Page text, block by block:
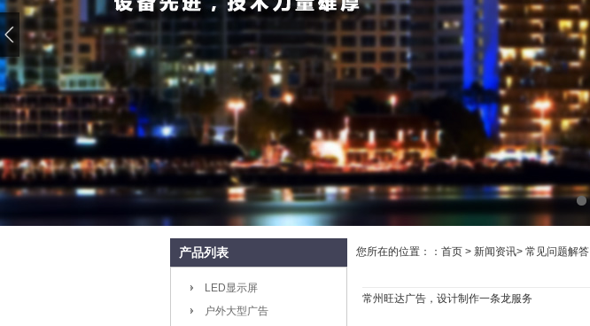
产品列表
LED显示屏
户外大型广告
您所在的位置：： 首页 > 新闻资讯> 常见问题解答
常州旺达广告，设计制作一条龙服务